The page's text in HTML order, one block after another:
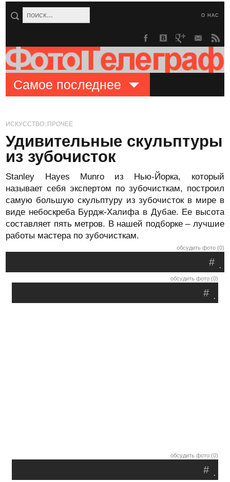
О НАС
Самое последнее
ИСКУССТВО::ПРОЧЕЕ
Удивительные скульптуры
из зубочисток
Stanley Hayes Munro из Нью-Йорка, который
называет себя экспертом по зубочисткам, построил
самую большую скульптуру из зубочисток в мире в
виде небоскреба Бурдж-Халифа в Дубае. Ее высота
составляет пять метров. В нашей подборке – лучшие
работы мастера по зубочисткам.
обсудить фото (0)
.
#
обсудить фото (0)
.
#
обсудить фото (0)
.
#